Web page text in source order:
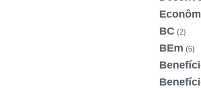
BC (2)
BEm (6)